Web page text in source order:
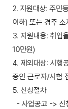
2. 지원대상: 주민
이하) 또는 경주
3. 지원내용: 취업
10만원)
4. 제외대상: 시행
중인 근로자/시험
5. 신청절차
- 사업공고 -> 신